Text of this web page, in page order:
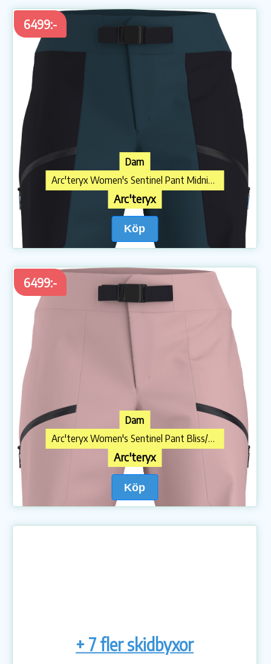
6499:-
Dam
Arc'teryx Women's Sentinel Pant Midnight Frost
Arc'teryx
Köp
6499:-
Dam
Arc'teryx Women's Sentinel Pant Bliss/Black
Arc'teryx
Köp
+ 7 fler skidbyxor